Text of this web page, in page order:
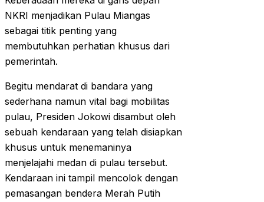
NKRI menjadikan Pulau Miangas
sebagai titik penting yang
membutuhkan perhatian khusus dari
pemerintah.
Begitu mendarat di bandara yang
sederhana namun vital bagi mobilitas
pulau, Presiden Jokowi disambut oleh
sebuah kendaraan yang telah disiapkan
khusus untuk menemaninya
menjelajahi medan di pulau tersebut.
Kendaraan ini tampil mencolok dengan
pemasangan bendera Merah Putih